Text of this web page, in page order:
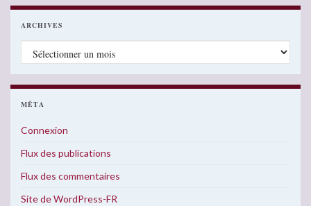
ARCHIVES
Archives
MÉTA
Connexion
Flux des publications
Flux des commentaires
Site de WordPress-FR